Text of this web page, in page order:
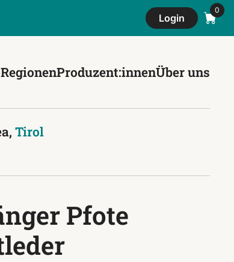
Login
RegionenProduzent:innenÜber uns
Tirol
Pfote